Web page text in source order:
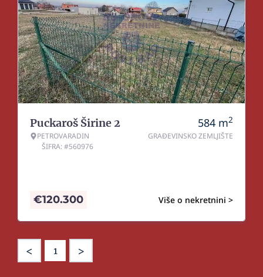
Puckaroš Širine 2
PETROVARADIN
ŠIFRA: #560976
584 m2
GRAĐEVINSKO ZEMLJIŠTE
Više o nekretnini >
€120.300
< 1 >